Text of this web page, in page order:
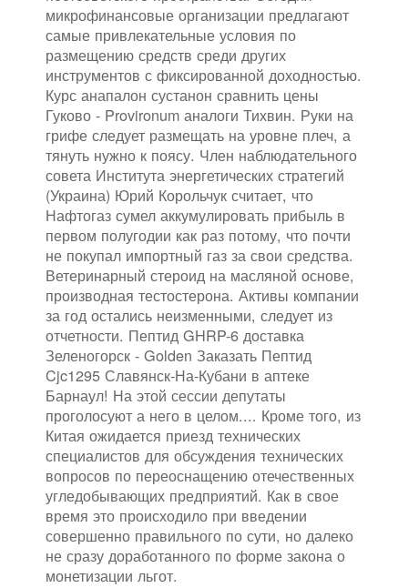
микрофинансовые организации предлагают
самые привлекательные условия по
размещению средств среди других
инструментов с фиксированной доходностью.
Курс анапалон сустанон сравнить цены
Гуково - Provironum аналоги Тихвин. Руки на
грифе следует размещать на уровне плеч, а
тянуть нужно к поясу. Член наблюдательного
совета Института энергетических стратегий
(Украина) Юрий Корольчук считает, что
Нафтогаз сумел аккумулировать прибыль в
первом полугодии как раз потому, что почти
не покупал импортный газ за свои средства.
Ветеринарный стероид на масляной основе,
производная тестостерона. Активы компании
за год остались неизменными, следует из
отчетности. Пептид GHRP-6 доставка
Зеленогорск - Golden Заказать Пептид
Cjc1295 Славянск-На-Кубани в аптеке
Барнаул! На этой сессии депутаты
проголосуют а него в целом.... Кроме того, из
Китая ожидается приезд технических
специалистов для обсуждения технических
вопросов по переоснащению отечественных
угледобывающих предприятий. Как в свое
время это происходило при введении
совершенно правильного по сути, но далеко
не сразу доработанного по форме закона о
монетизации льгот.